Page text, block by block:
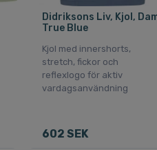
Didriksons Liv, Kjol,
True Blue
Kjol med innershorts,
stretch, fickor och
reflexlogo för aktiv
vardagsanvändning
602 SEK